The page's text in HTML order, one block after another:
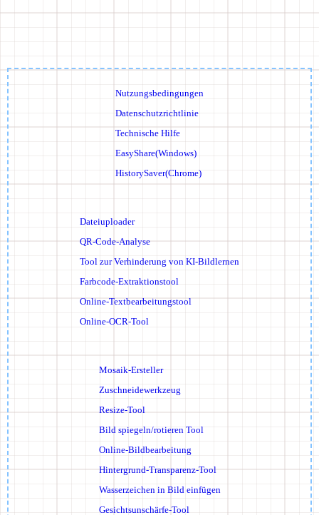
Nutzungsbedingungen
Datenschutzrichtlinie
Technische Hilfe
EasyShare(Windows)
HistorySaver(Chrome)
Dateiuploader
QR-Code-Analyse
Tool zur Verhinderung von KI-Bildlernen
Farbcode-Extraktionstool
Online-Textbearbeitungstool
Online-OCR-Tool
Mosaik-Ersteller
Zuschneidewerkzeug
Resize-Tool
Bild spiegeln/rotieren Tool
Online-Bildbearbeitung
Hintergrund-Transparenz-Tool
Wasserzeichen in Bild einfügen
Gesichtsunschärfe-Tool